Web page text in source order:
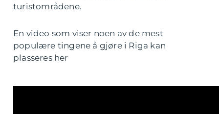
turistområdene.
En video som viser noen av de mest
populære tingene å gjøre i Riga kan
plasseres her